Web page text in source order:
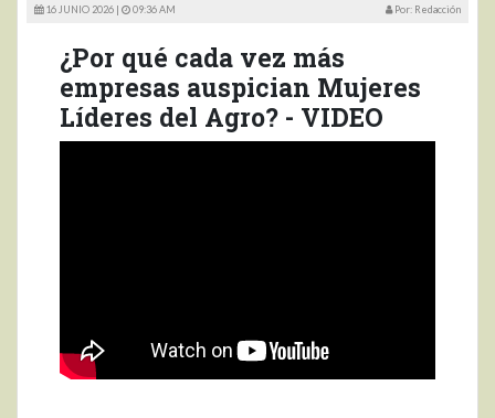
16 JUNIO 2026 | 09:36 AM Por: Redacción
¿Por qué cada vez más
empresas auspician Mujeres
Líderes del Agro? - VIDEO